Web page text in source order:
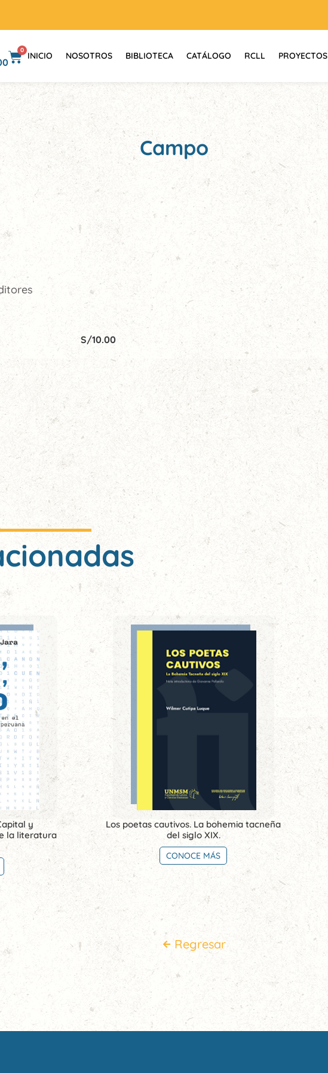
0
INICIO NOSOTROS BIBLIOTECA CATÁLOGO RCLL PROYECTOS
S/10.00
Campo
y
la literatura
Los poetas cautivos. La bohemia tacneña
del siglo XIX.
CONOCE MÁS
Regresar